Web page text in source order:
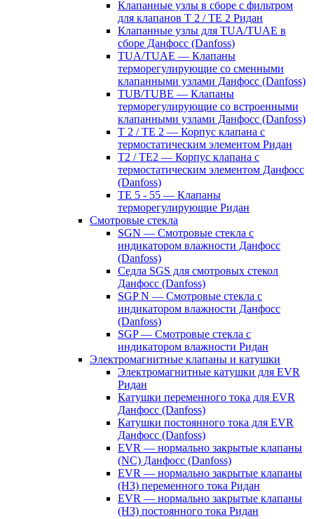
Клапанные узлы в сборе с фильтром
для клапанов T 2 / TE 2 Ридан
Клапанные узлы для TUA/TUAE в
сборе Данфосс (Danfoss)
TUA/TUAE — Клапаны
терморегулирующие со сменными
клапанными узлами Данфосс (Danfoss)
TUB/TUBE — Клапаны
терморегулирующие со встроенными
клапанными узлами Данфосс (Danfoss)
T 2 / TE 2 — Корпус клапана с
термостатическим элементом Ридан
T2 / TE2 — Корпус клапана с
термостатическим элементом Данфосс
(Danfoss)
TE 5 - 55 — Клапаны
терморегулирующие Ридан
Смотровые стекла
SGN — Смотровые стекла с
индикатором влажности Данфосс
(Danfoss)
Седла SGS для смотровых стекол
Данфосс (Danfoss)
SGP N — Смотровые стекла с
индикатором влажности Данфосс
(Danfoss)
SGP — Смотровые стекла с
индикатором влажности Ридан
Электромагнитные клапаны и катушки
Электромагнитные катушки для EVR
Ридан
Катушки переменного тока для EVR
Данфосс (Danfoss)
Катушки постоянного тока для EVR
Данфосс (Danfoss)
EVR — нормально закрытые клапаны
(NC) Данфосс (Danfoss)
EVR — нормально закрытые клапаны
(НЗ) переменного тока Ридан
EVR — нормально закрытые клапаны
(НЗ) постоянного тока Ридан